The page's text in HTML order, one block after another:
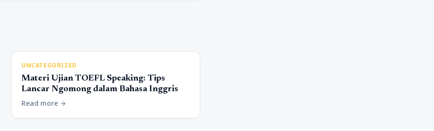
UNCATEGORIZED
Materi Ujian TOEFL Speaking: Tips
Lancar Ngomong dalam Bahasa Inggris
Read more arrow_forward